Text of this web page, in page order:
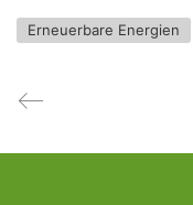
Erneuerbare Energien